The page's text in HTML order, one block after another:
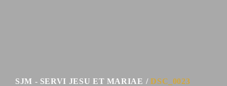
SJM - SERVI JESU ET MARIAE DSC_0023